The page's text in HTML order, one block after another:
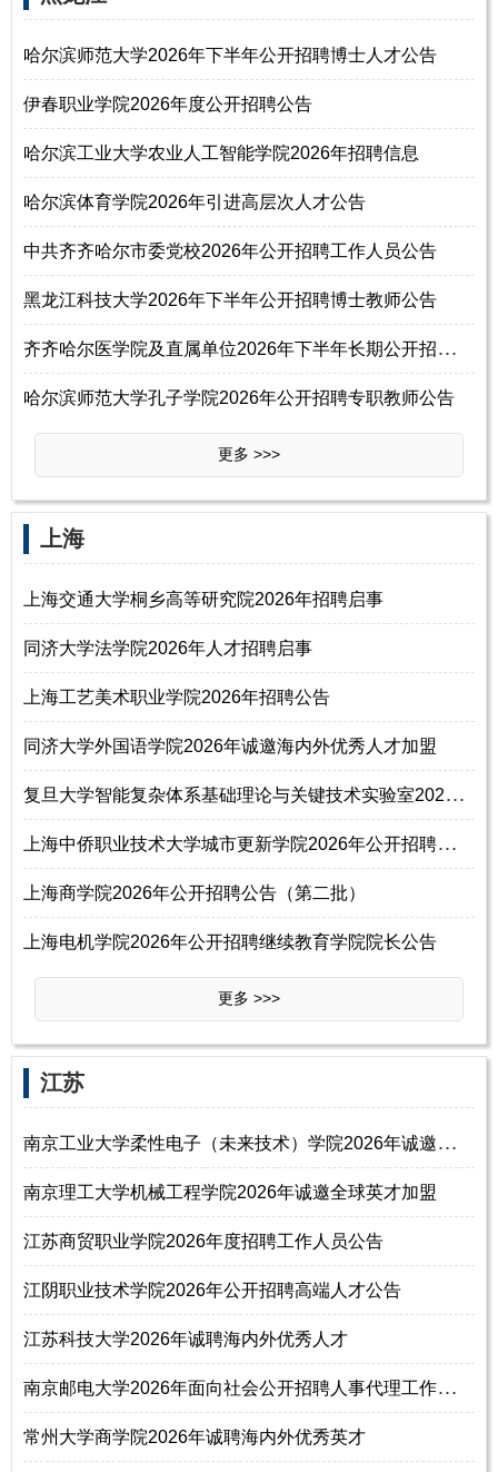
哈尔滨师范大学2026年下半年公开招聘博士人才公告
伊春职业学院2026年度公开招聘公告
哈尔滨工业大学农业人工智能学院2026年招聘信息
哈尔滨体育学院2026年引进高层次人才公告
中共齐齐哈尔市委党校2026年公开招聘工作人员公告
黑龙江科技大学2026年下半年公开招聘博士教师公告
齐
齐哈尔医学院及直属单位2026年下半年长期公开招聘编制内工作人员公告
哈尔滨师范大学孔子学院2026年公开招聘专职教师公告
更多 >>>
上海
上海交通大学桐乡高等研究院2026年招聘启事
同济大学法学院2026年人才招聘启事
上海工艺美术职业学院2026年招聘公告
同济大学外国语学院2026年诚邀海内外优秀人才加盟
复
旦大学智能复杂体系基础理论与关键技术实验室2026年招聘专任助理研究员
上
海中侨职业技术大学城市更新学院2026年公开招聘教师公告
上海商学院2026年公开招聘公告（第二批）
上海电机学院2026年公开招聘继续教育学院院长公告
更多 >>>
江苏
南
京工业大学柔性电子（未来技术）学院2026年诚邀海外英才
南京理工大学机械工程学院2026年诚邀全球英才加盟
江苏商贸职业学院2026年度招聘工作人员公告
江阴职业技术学院2026年公开招聘高端人才公告
江苏科技大学2026年诚聘海内外优秀人才
南
京邮电大学2026年面向社会公开招聘人事代理工作人员公告（第五批）
常州大学商学院2026年诚聘海内外优秀英才